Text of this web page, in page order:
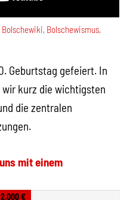
Bolschewiki, Bolschewismus,
Geburtstag gefeiert. In
kurz die wichtigsten
die zentralen
mit einem
€